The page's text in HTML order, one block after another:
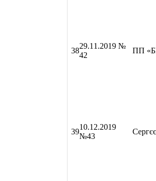
38
29.11.2019 №
42
ПП
39
10.12.2019
№43